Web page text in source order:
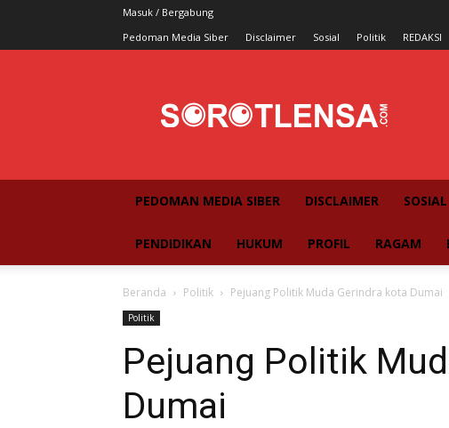
Masuk / Bergabung
Pedoman Media Siber
Disclaimer Sosial Politik REDAKSI
PEDOMAN MEDIA SIBER DISCLAIMER SOSIAL
PENDIDIKAN HUKUM PROFIL RAGAM
Beranda Politik Pejuang Politik Muda Gerindra kota Dumai
Politik
Pejuang Politik
Dumai